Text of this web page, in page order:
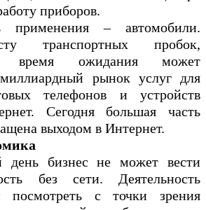
приборов.
применения – автомобили.
транспортных пробок,
время ожидания может
рынок услуг для
телефонов и устройств
Сегодня большая часть
выходом в Интернет.
день бизнес не может вести
без сети. Деятельность
посмотреть с точки зрения